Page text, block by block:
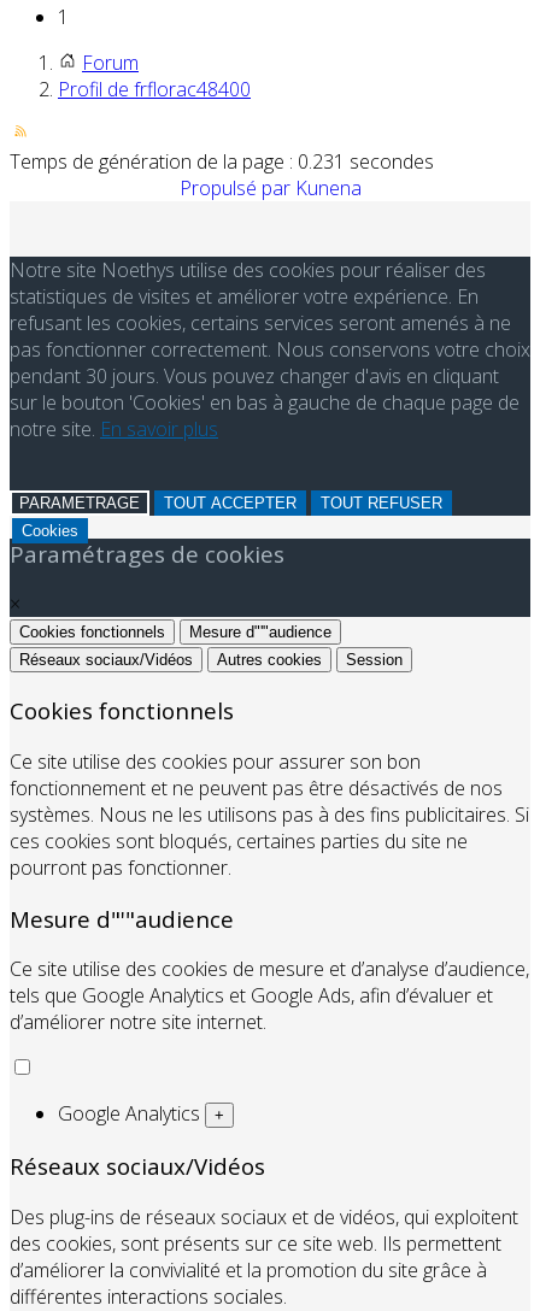
1
Forum
Profil de frflorac48400
Temps de génération de la page : 0.231 secondes
Propulsé par Kunena
Notre site Noethys utilise des cookies pour réaliser des
statistiques de visites et améliorer votre expérience. En
refusant les cookies, certains services seront amenés à ne
pas fonctionner correctement. Nous conservons votre choix
pendant 30 jours. Vous pouvez changer d'avis en cliquant
sur le bouton 'Cookies' en bas à gauche de chaque page de
notre site. En savoir plus
PARAMETRAGE TOUT ACCEPTER
TOUT REFUSER
Cookies
Paramétrages de cookies
×
Cookies fonctionnels
Mesure d"'"audience
Réseaux sociaux/Vidéos
Autres cookies Session
Cookies fonctionnels
Ce site utilise des cookies pour assurer son bon
fonctionnement et ne peuvent pas être désactivés de nos
systèmes. Nous ne les utilisons pas à des fins publicitaires. Si
ces cookies sont bloqués, certaines parties du site ne
pourront pas fonctionner.
Mesure d"'"audience
Ce site utilise des cookies de mesure et d’analyse d’audience,
tels que Google Analytics et Google Ads, afin d’évaluer et
d’améliorer notre site internet.
Google Analytics +
Réseaux sociaux/Vidéos
Des plug-ins de réseaux sociaux et de vidéos, qui exploitent
des cookies, sont présents sur ce site web. Ils permettent
d’améliorer la convivialité et la promotion du site grâce à
différentes interactions sociales.